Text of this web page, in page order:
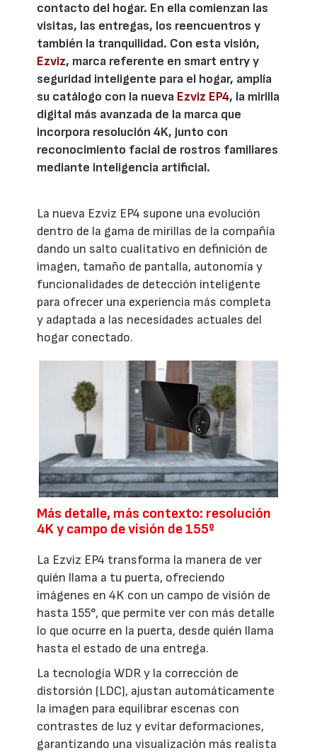
contacto del hogar. En ella comienzan las
visitas, las entregas, los reencuentros y
también la tranquilidad. Con esta visión,
Ezviz, marca referente en smart entry y
seguridad inteligente para el hogar, amplía
su catálogo con la nueva Ezviz EP4, la mirilla
digital más avanzada de la marca que
incorpora resolución 4K, junto con
reconocimiento facial de rostros familiares
mediante inteligencia artificial.
La nueva Ezviz EP4 supone una evolución
dentro de la gama de mirillas de la compañía
dando un salto cualitativo en definición de
imagen, tamaño de pantalla, autonomía y
funcionalidades de detección inteligente
para ofrecer una experiencia más completa
y adaptada a las necesidades actuales del
hogar conectado.
Más detalle, más contexto: resolución
4K y campo de visión de 155º
La Ezviz EP4 transforma la manera de ver
quién llama a tu puerta, ofreciendo
imágenes en 4K con un campo de visión de
hasta 155°, que permite ver con más detalle
lo que ocurre en la puerta, desde quién llama
hasta el estado de una entrega.
La tecnología WDR y la corrección de
distorsión (LDC), ajustan automáticamente
la imagen para equilibrar escenas con
contrastes de luz y evitar deformaciones,
garantizando una visualización más realista